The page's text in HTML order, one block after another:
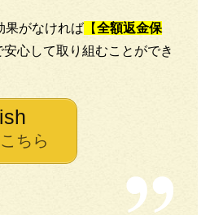
果がなければ 【全額返金保
心して取り組むことができ
ちら